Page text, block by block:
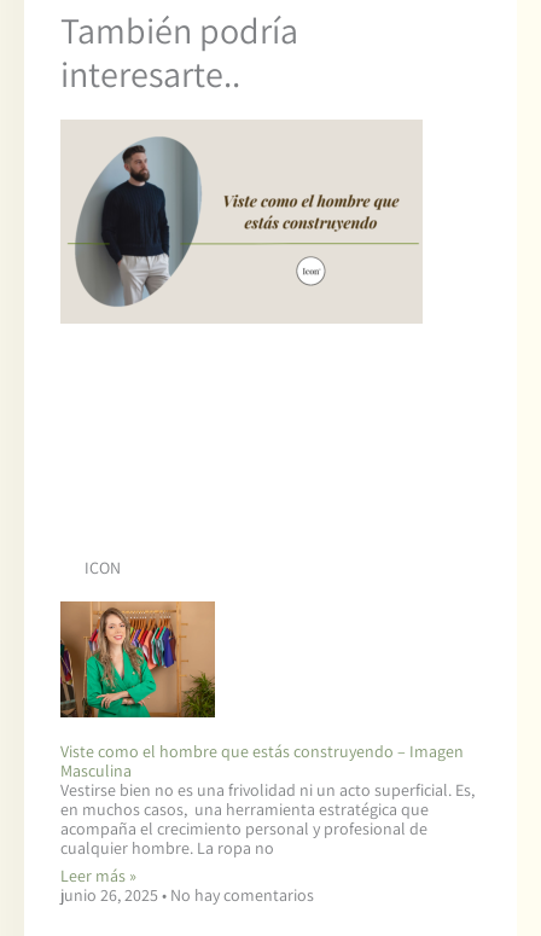
También podría
interesarte..
ICON
Viste como el hombre que estás construyendo – Imagen
Masculina
Vestirse bien no es una frivolidad ni un acto superficial. Es,
en muchos casos, una herramienta estratégica que
acompaña el crecimiento personal y profesional de
cualquier hombre. La ropa no
Leer más »
junio 26, 2025
No hay comentarios